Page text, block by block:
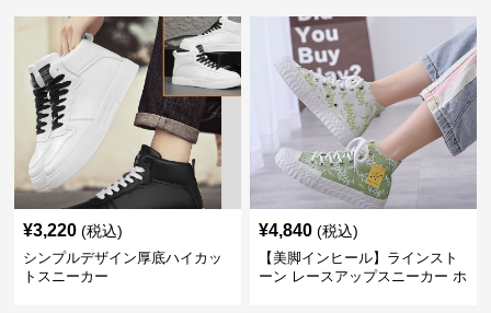
¥3,220 (税込)
シンプルデザイン厚底ハイカッ
トスニーカー
¥4,840 (税込)
【美脚インヒール】ラインスト
ーン レースアップスニーカー ホ